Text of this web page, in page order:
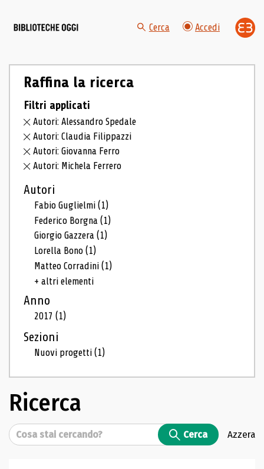
Cerca Accedi
Raffina la ricerca
Filtri applicati
Autori: Alessandro Spedale
Autori: Claudia Filippazzi
Autori: Giovanna Ferro
Autori: Michela Ferrero
Autori
Fabio Guglielmi(1)
Federico Borgna(1)
Giorgio Gazzera(1)
Lorella Bono(1)
Matteo Corradini(1)
+ altri elementi
Anno
2017(1)
Sezioni
Nuovi progetti(1)
Ricerca
Cerca Cerca Azzera